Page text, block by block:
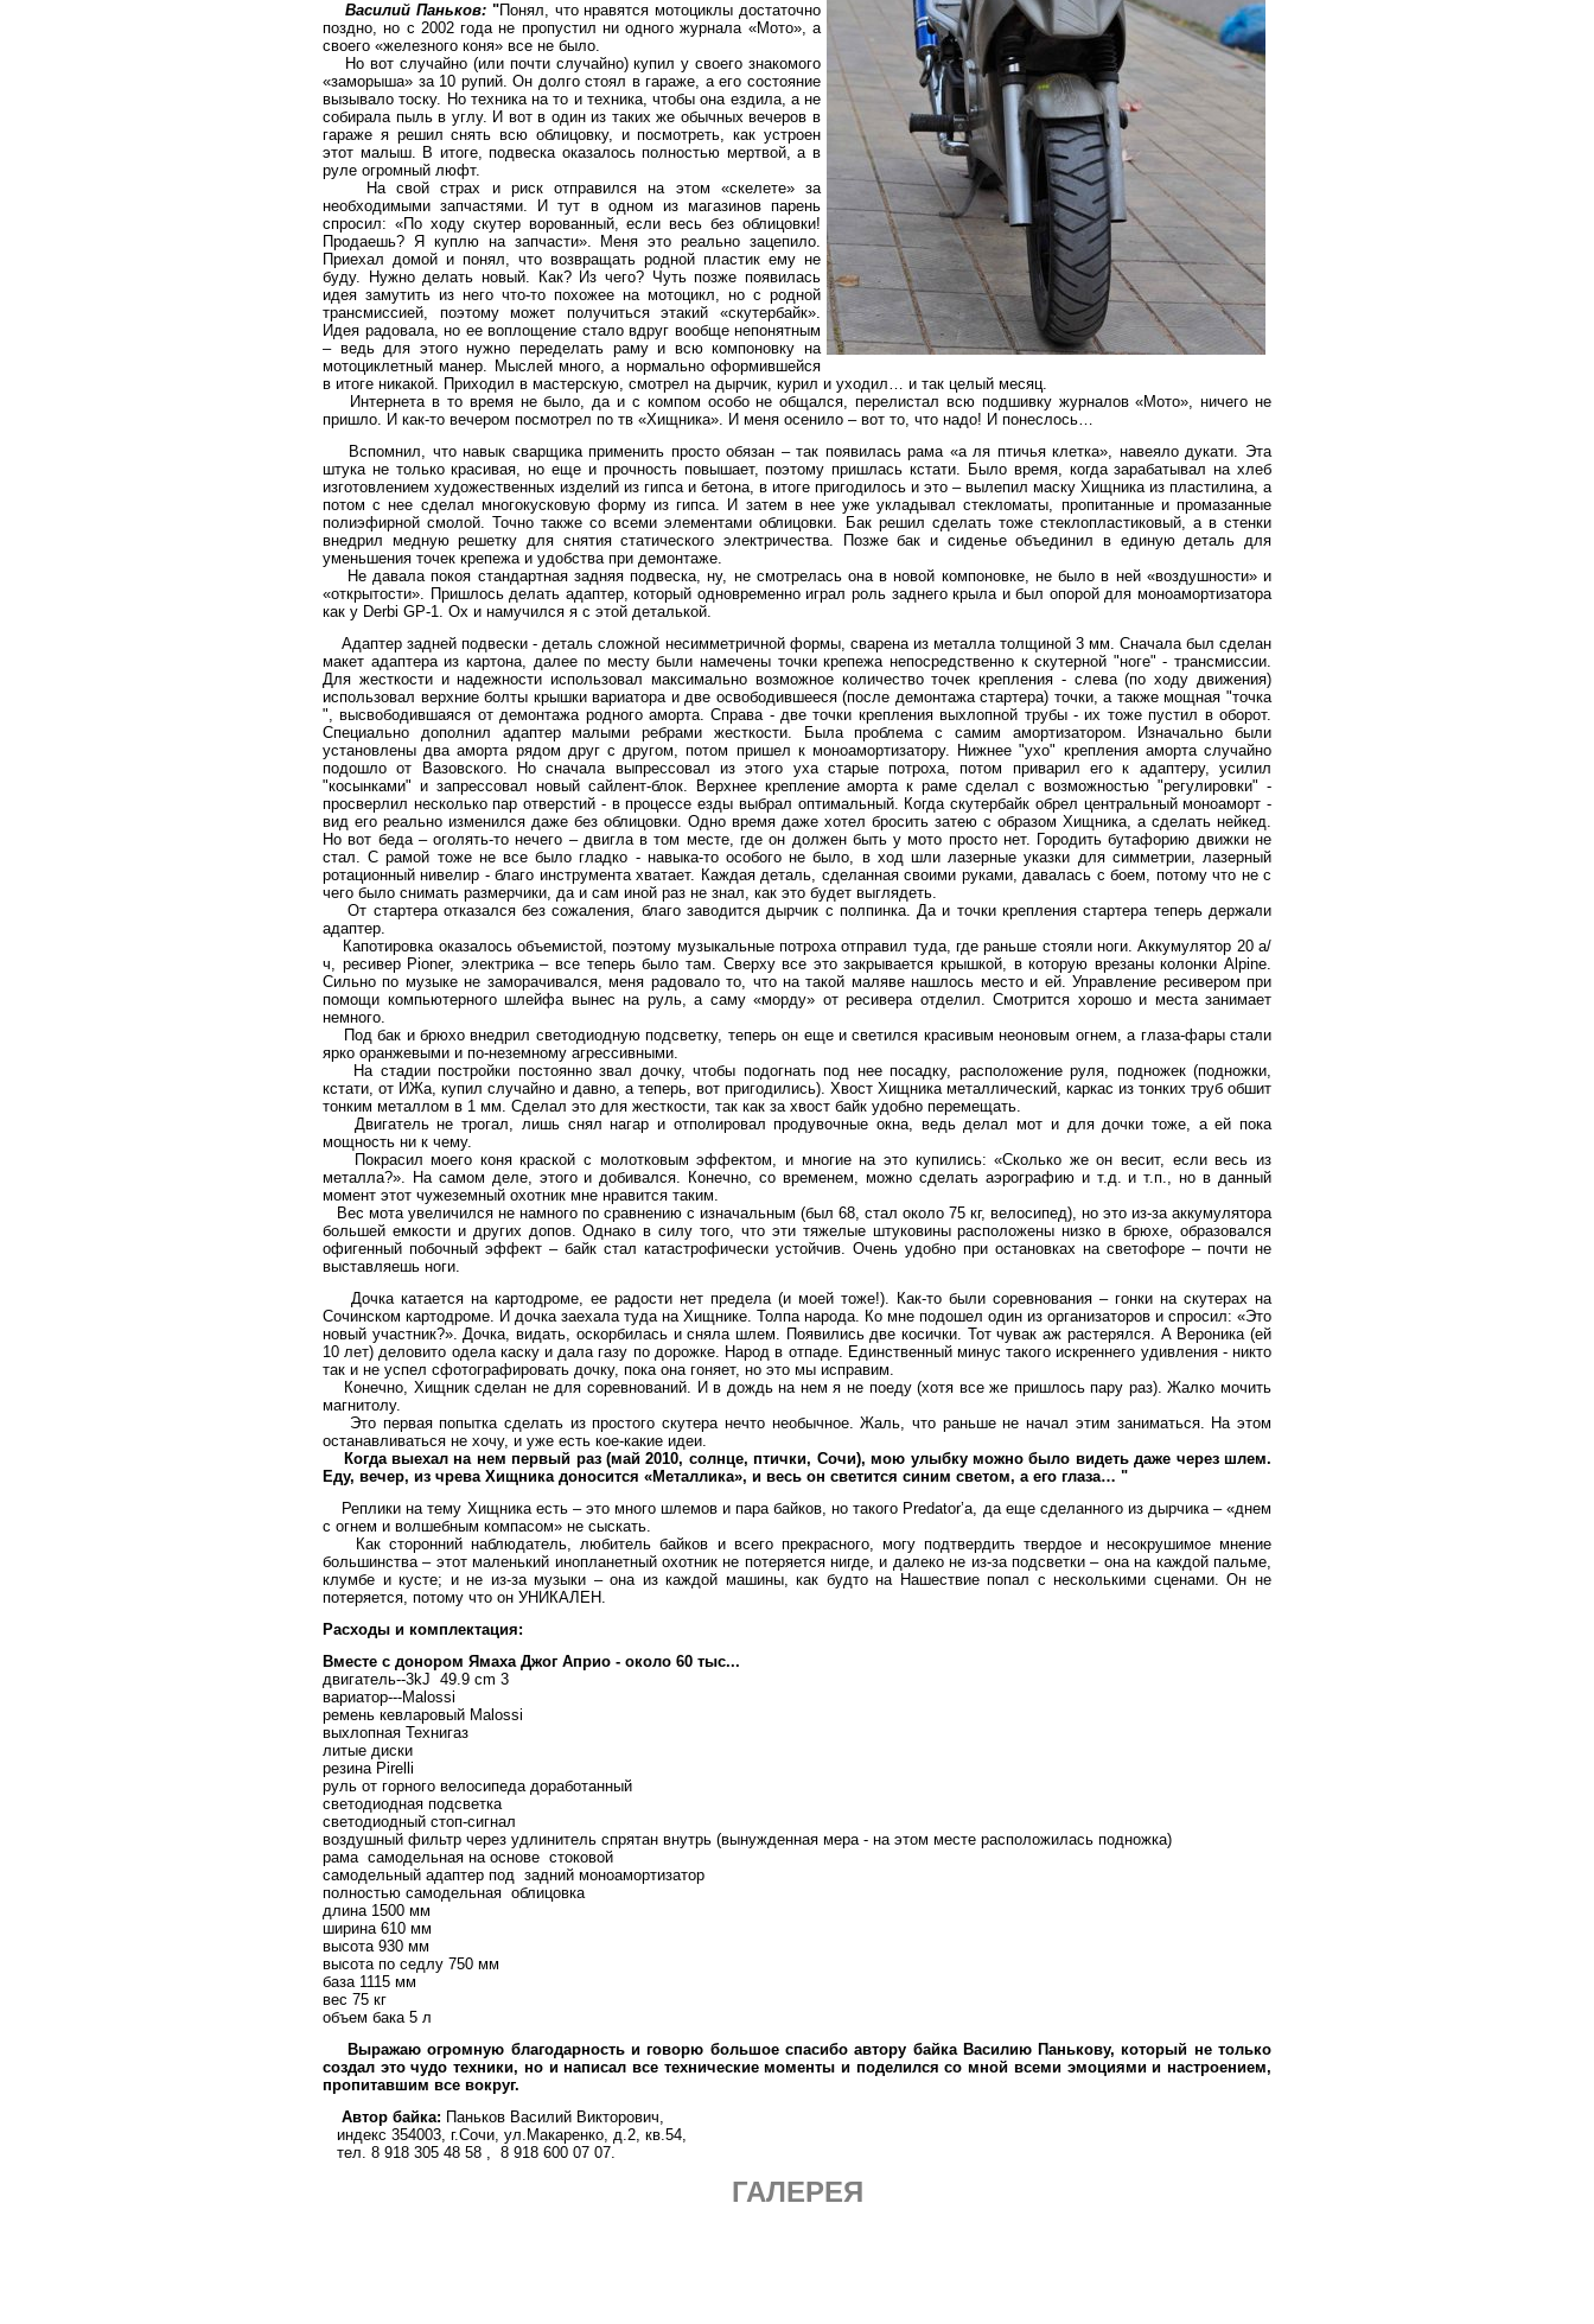
Василий Паньков: "Понял, что нравятся мотоциклы достаточно
поздно, но с 2002 года не пропустил ни одного журнала «Мото», а
своего «железного коня» все не было.
Но вот случайно (или почти случайно) купил у своего знакомого
«заморыша» за 10 рупий. Он долго стоял в гараже, а его состояние
вызывало тоску. Но техника на то и техника, чтобы она ездила, а не
собирала пыль в углу. И вот в один из таких же обычных вечеров в
гараже я решил снять всю облицовку, и посмотреть, как устроен
этот малыш. В итоге, подвеска оказалось полностью мертвой, а в
руле огромный люфт.
На свой страх и риск отправился на этом «скелете» за
необходимыми запчастями. И тут в одном из магазинов парень
спросил: «По ходу скутер ворованный, если весь без облицовки!
Продаешь? Я куплю на запчасти». Меня это реально зацепило.
Приехал домой и понял, что возвращать родной пластик ему не
буду. Нужно делать новый. Как? Из чего? Чуть позже появилась
идея замутить из него что-то похожее на мотоцикл, но с родной
трансмиссией, поэтому может получиться этакий «скутербайк».
Идея радовала, но ее воплощение стало вдруг вообще непонятным
– ведь для этого нужно переделать раму и всю компоновку на
мотоциклетный манер. Мыслей много, а нормально оформившейся
в итоге никакой. Приходил в мастерскую, смотрел на дырчик, курил и уходил… и так целый месяц.
Интернета в то время не было, да и с компом особо не общался, перелистал всю подшивку журналов «Мото», ничего не
пришло. И как-то вечером посмотрел по тв «Хищника». И меня осенило – вот то, что надо! И понеслось…
Вспомнил, что навык сварщика применить просто обязан – так появилась рама «а ля птичья клетка», навеяло дукати. Эта
штука не только красивая, но еще и прочность повышает, поэтому пришлась кстати. Было время, когда зарабатывал на хлеб
изготовлением художественных изделий из гипса и бетона, в итоге пригодилось и это – вылепил маску Хищника из пластилина, а
потом с нее сделал многокусковую форму из гипса. И затем в нее уже укладывал стекломаты, пропитанные и промазанные
полиэфирной смолой. Точно также со всеми элементами облицовки. Бак решил сделать тоже стеклопластиковый, а в стенки
внедрил медную решетку для снятия статического электричества. Позже бак и сиденье объединил в единую деталь для
уменьшения точек крепежа и удобства при демонтаже.
Не давала покоя стандартная задняя подвеска, ну, не смотрелась она в новой компоновке, не было в ней «воздушности» и
«открытости». Пришлось делать адаптер, который одновременно играл роль заднего крыла и был опорой для моноамортизатора
как у Derbi GP-1. Ох и намучился я с этой деталькой.
Адаптер задней подвески - деталь сложной несимметричной формы, сварена из металла толщиной 3 мм. Сначала был сделан
макет адаптера из картона, далее по месту были намечены точки крепежа непосредственно к скутерной "ноге" - трансмиссии.
Для жесткости и надежности использовал максимально возможное количество точек крепления - слева (по ходу движения)
использовал верхние болты крышки вариатора и две освободившееся (после демонтажа стартера) точки, а также мощная "точка
", высвободившаяся от демонтажа родного аморта. Справа - две точки крепления выхлопной трубы - их тоже пустил в оборот.
Специально дополнил адаптер малыми ребрами жесткости. Была проблема с самим амортизатором. Изначально были
установлены два аморта рядом друг с другом, потом пришел к моноамортизатору. Нижнее "ухо" крепления аморта случайно
подошло от Вазовского. Но сначала выпрессовал из этого уха старые потроха, потом приварил его к адаптеру, усилил
"косынками" и запрессовал новый сайлент-блок. Верхнее крепление аморта к раме сделал с возможностью "регулировки" -
просверлил несколько пар отверстий - в процессе езды выбрал оптимальный. Когда скутербайк обрел центральный моноаморт -
вид его реально изменился даже без облицовки. Одно время даже хотел бросить затею с образом Хищника, а сделать нейкед.
Но вот беда – оголять-то нечего – двигла в том месте, где он должен быть у мото просто нет. Городить бутафорию движки не
стал. С рамой тоже не все было гладко - навыка-то особого не было, в ход шли лазерные указки для симметрии, лазерный
ротационный нивелир - благо инструмента хватает. Каждая деталь, сделанная своими руками, давалась с боем, потому что не с
чего было снимать размерчики, да и сам иной раз не знал, как это будет выглядеть.
От стартера отказался без сожаления, благо заводится дырчик с полпинка. Да и точки крепления стартера теперь держали
адаптер.
Капотировка оказалось объемистой, поэтому музыкальные потроха отправил туда, где раньше стояли ноги. Аккумулятор 20 а/
ч, ресивер Pioner, электрика – все теперь было там. Сверху все это закрывается крышкой, в которую врезаны колонки Alpine.
Сильно по музыке не заморачивался, меня радовало то, что на такой маляве нашлось место и ей. Управление ресивером при
помощи компьютерного шлейфа вынес на руль, а саму «морду» от ресивера отделил. Смотрится хорошо и места занимает
немного.
Под бак и брюхо внедрил светодиодную подсветку, теперь он еще и светился красивым неоновым огнем, а глаза-фары стали
ярко оранжевыми и по-неземному агрессивными.
На стадии постройки постоянно звал дочку, чтобы подогнать под нее посадку, расположение руля, подножек (подножки,
кстати, от ИЖа, купил случайно и давно, а теперь, вот пригодились). Хвост Хищника металлический, каркас из тонких труб обшит
тонким металлом в 1 мм. Сделал это для жесткости, так как за хвост байк удобно перемещать.
Двигатель не трогал, лишь снял нагар и отполировал продувочные окна, ведь делал мот и для дочки тоже, а ей пока
мощность ни к чему.
Покрасил моего коня краской с молотковым эффектом, и многие на это купились: «Сколько же он весит, если весь из
металла?». На самом деле, этого и добивался. Конечно, со временем, можно сделать аэрографию и т.д. и т.п., но в данный
момент этот чужеземный охотник мне нравится таким.
Вес мота увеличился не намного по сравнению с изначальным (был 68, стал около 75 кг, велосипед), но это из-за аккумулятора
большей емкости и других допов. Однако в силу того, что эти тяжелые штуковины расположены низко в брюхе, образовался
офигенный побочный эффект – байк стал катастрофически устойчив. Очень удобно при остановках на светофоре – почти не
выставляешь ноги.
Дочка катается на картодроме, ее радости нет предела (и моей тоже!). Как-то были соревнования – гонки на скутерах на
Сочинском картодроме. И дочка заехала туда на Хищнике. Толпа народа. Ко мне подошел один из организаторов и спросил: «Это
новый участник?». Дочка, видать, оскорбилась и сняла шлем. Появились две косички. Тот чувак аж растерялся. А Вероника (ей
10 лет) деловито одела каску и дала газу по дорожке. Народ в отпаде. Единственный минус такого искреннего удивления - никто
так и не успел сфотографировать дочку, пока она гоняет, но это мы исправим.
Конечно, Хищник сделан не для соревнований. И в дождь на нем я не поеду (хотя все же пришлось пару раз). Жалко мочить
магнитолу.
Это первая попытка сделать из простого скутера нечто необычное. Жаль, что раньше не начал этим заниматься. На этом
останавливаться не хочу, и уже есть кое-какие идеи.
Когда выехал на нем первый раз (май 2010, солнце, птички, Сочи), мою улыбку можно было видеть даже через шлем.
Еду, вечер, из чрева Хищника доносится «Металлика», и весь он светится синим светом, а его глаза… "
Реплики на тему Хищника есть – это много шлемов и пара байков, но такого Predator’a, да еще сделанного из дырчика – «днем
с огнем и волшебным компасом» не сыскать.
Как сторонний наблюдатель, любитель байков и всего прекрасного, могу подтвердить твердое и несокрушимое мнение
большинства – этот маленький инопланетный охотник не потеряется нигде, и далеко не из-за подсветки – она на каждой пальме,
клумбе и кусте; и не из-за музыки – она из каждой машины, как будто на Нашествие попал с несколькими сценами. Он не
потеряется, потому что он УНИКАЛЕН.
Расходы и комплектация:
Вместе с донором Ямаха Джог Априо - около 60 тыс...
двигатель--3kJ 49.9 cm 3
вариатор---Malossi
ремень кевларовый Malossi
выхлопная Технигаз
литые диски
резина Pirelli
руль от горного велосипеда доработанный
светодиодная подсветка
светодиодный стоп-сигнал
воздушный фильтр через удлинитель спрятан внутрь (вынужденная мера - на этом месте расположилась подножка)
рама самодельная на основе стоковой
самодельный адаптер под задний моноамортизатор
полностью самодельная облицовка
длина 1500 мм
ширина 610 мм
высота 930 мм
высота по седлу 750 мм
база 1115 мм
вес 75 кг
объем бака 5 л
Выражаю огромную благодарность и говорю большое спасибо автору байка Василию Панькову, который не только
создал это чудо техники, но и написал все технические моменты и поделился со мной всеми эмоциями и настроением,
пропитавшим все вокруг.
Автор байка: Паньков Василий Викторович,
индекс 354003, г.Сочи, ул.Макаренко, д.2, кв.54,
тел. 8 918 305 48 58 , 8 918 600 07 07.
ГАЛЕРЕЯ